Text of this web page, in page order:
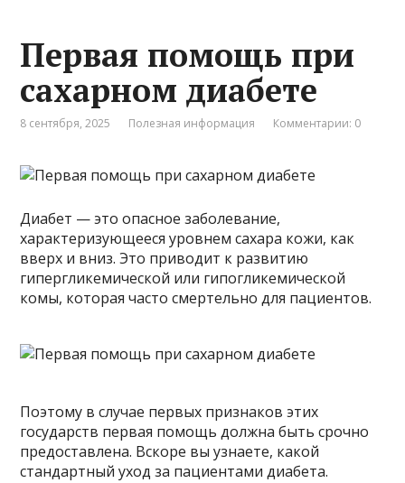
Первая помощь при
сахарном диабете
8 сентября, 2025 Полезная информация Комментарии: 0
Диабет — это опасное заболевание,
характеризующееся уровнем сахара кожи, как
вверх и вниз. Это приводит к развитию
гипергликемической или гипогликемической
комы, которая часто смертельно для пациентов.
Поэтому в случае первых признаков этих
государств первая помощь должна быть срочно
предоставлена. Вскоре вы узнаете, какой
стандартный уход за пациентами диабета.